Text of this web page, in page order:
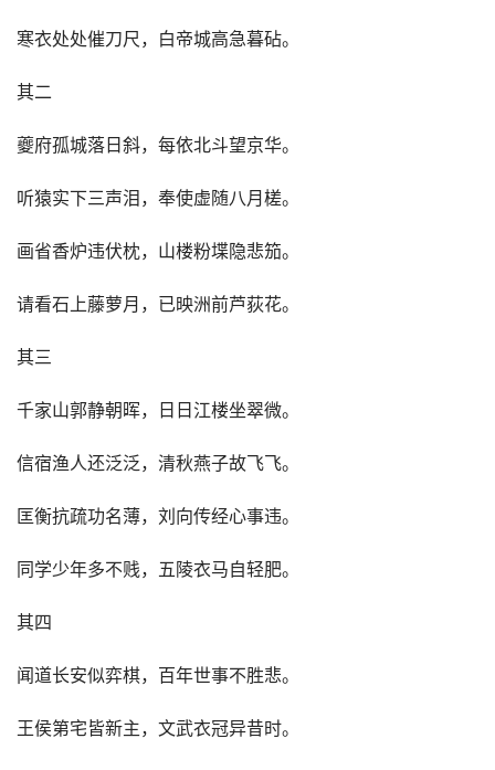
寒衣处处催刀尺，白帝城高急暮砧。
其二
夔府孤城落日斜，每依北斗望京华。
听猿实下三声泪，奉使虚随八月槎。
画省香炉违伏枕，山楼粉堞隐悲笳。
请看石上藤萝月，已映洲前芦荻花。
其三
千家山郭静朝晖，日日江楼坐翠微。
信宿渔人还泛泛，清秋燕子故飞飞。
匡衡抗疏功名薄，刘向传经心事违。
同学少年多不贱，五陵衣马自轻肥。
其四
闻道长安似弈棋，百年世事不胜悲。
王侯第宅皆新主，文武衣冠异昔时。